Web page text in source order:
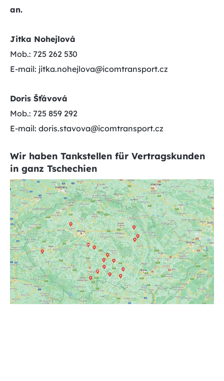
an.
Jitka Nohejlová
Mob.: 725 262 530
E-mail: jitka.nohejlova@icomtransport.cz
Doris Šťávová
Mob.: 725 859 292
E-mail: doris.stavova@icomtransport.cz
Wir haben Tankstellen für Vertragskunden
in ganz Tschechien